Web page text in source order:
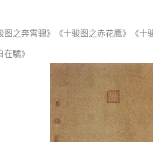
图之奔霄骢》《十骏图之赤花鹰》《
驈》